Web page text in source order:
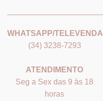
WHATSAPP/TELEVENDA
(34) 3238-7293
ATENDIMENTO
Seg a Sex das 9 às 18
horas